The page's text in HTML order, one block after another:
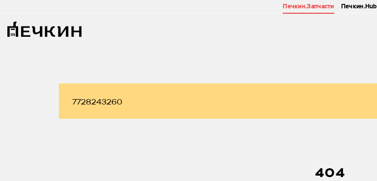
Печкин.Запчасти Печкин.Hub
404